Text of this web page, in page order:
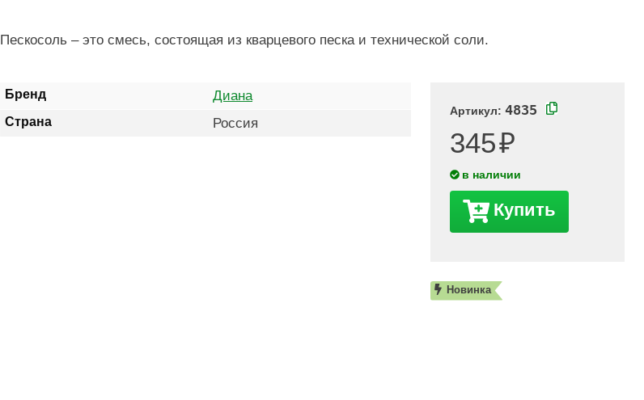
Артикул: 4835
345
в наличии
Купить
Новинка
Бренд Диана
Страна Россия
Пескосоль – это смесь, состоящая из кварцевого песка и технической соли.